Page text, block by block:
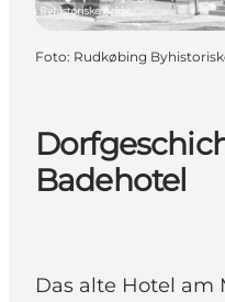
Badehotel
Das alte Hotel am
Foto: Rudkøbing